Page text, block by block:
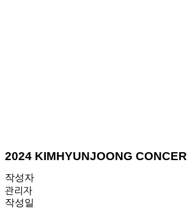
2024 KIMHYUNJOONG
작성자
관리자
작성일